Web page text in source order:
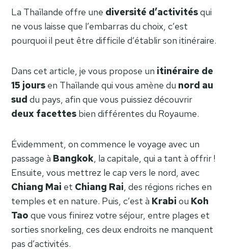
La Thaïlande offre une diversité d’activitésqui
ne vous laisse que l’embarras du choix, c’est
pourquoi il peut être difficile d’établir son itinéraire.
Dans cet article, je vous propose un itinéraire de
15 jours en Thaïlande qui vous amène du nord au
sud du pays, afin que vous puissiez découvrir
deux facettes bien différentes du Royaume.
Évidemment, on commence le voyage avec un
passage à Bangkok, la capitale, qui a tant à offrir !
Ensuite, vous mettrez le cap vers le nord, avec
Chiang Mai et Chiang Rai, des régions riches en
temples et en nature. Puis, c’est à Krabi ou Koh
Tao que vous finirez votre séjour, entre plages et
sorties snorkeling, ces deux endroits ne manquent
pas d’activités.